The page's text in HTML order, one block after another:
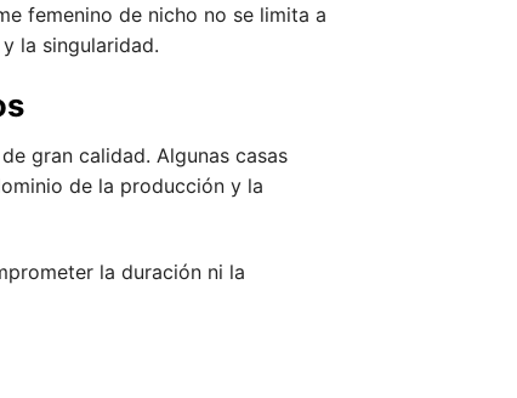
femenino de nicho no se limita a
la singularidad.
gran calidad. Algunas casas
de la producción y la
la duración ni la